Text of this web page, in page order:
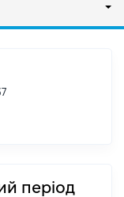
період